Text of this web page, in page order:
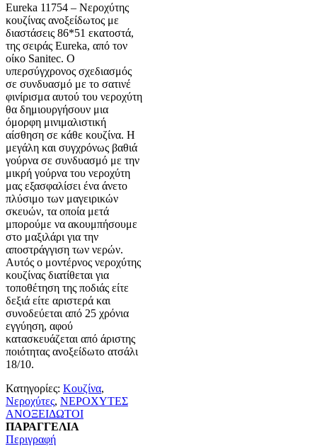
Eureka 11754 – Νεροχύτης
κουζίνας ανοξείδωτος με
διαστάσεις 86*51 εκατοστά,
της σειράς Eureka, από τον
οίκο Sanitec. Ο
υπερσύγχρονος σχεδιασμός
σε συνδυασμό με το σατινέ
φινίρισμα αυτού του νεροχύτη
θα δημιουργήσουν μια
όμορφη μινιμαλιστική
αίσθηση σε κάθε κουζίνα. Η
μεγάλη και συγχρόνως βαθιά
γούρνα σε συνδυασμό με την
μικρή γούρνα του νεροχύτη
μας εξασφαλίσει ένα άνετο
πλύσιμο των μαγειρικών
σκευών, τα οποία μετά
μπορούμε να ακουμπήσουμε
στο μαξιλάρι για την
αποστράγγιση των νερών.
Αυτός ο μοντέρνος νεροχύτης
κουζίνας διατίθεται για
τοποθέτηση της ποδιάς είτε
δεξιά είτε αριστερά και
συνοδεύεται από 25 χρόνια
εγγύηση, αφού
κατασκευάζεται από άριστης
ποιότητας ανοξείδωτο ατσάλι
18/10.
Κατηγορίες: Κουζίνα,
Νεροχύτες, ΝΕΡΟΧΥΤΕΣ
ΑΝΟΞΕΙΔΩΤΟΙ
ΠΑΡΑΓΓΕΛΙΑ
Περιγραφή